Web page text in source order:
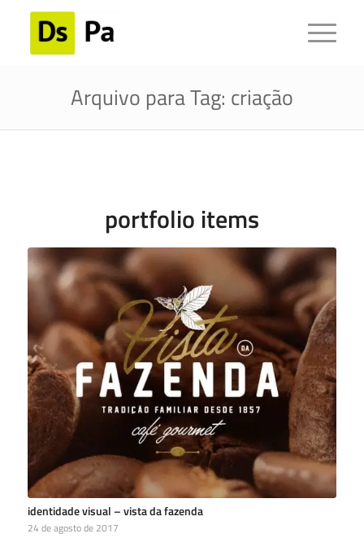
Arquivo para Tag: criação
portfolio items
identidade visual – vista da fazenda
24 de agosto de 2017